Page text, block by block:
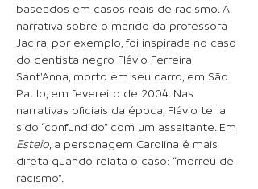
baseados em casos reais de racismo. A
narrativa sobre o marido da professora
Jacira, por exemplo, foi inspirada no caso
do dentista negro Flávio Ferreira
Sant'Anna, morto em seu carro, em São
Paulo, em fevereiro de 2004. Nas
narrativas oficiais da época, Flávio teria
sido “confundido” com um assaltante. Em
Esteio , a personagem Carolina é mais
direta quando relata o caso: “morreu de
racismo”.